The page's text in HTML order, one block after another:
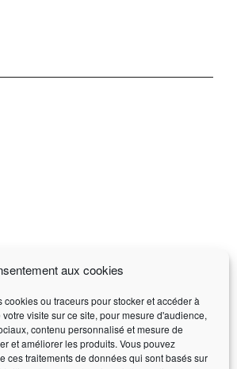
aux cookies
ou traceurs pour stocker et accéder à
visite sur ce site, pour mesure d'audience,
contenu personnalisé et mesure de
et améliorer les produits. Vous pouvez
ces traitements de données qui sont basés sur